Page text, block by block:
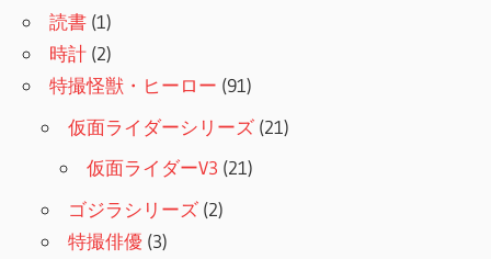
読書 (1)
時計 (2)
特撮怪獣・ヒーロー (91)
仮面ライダーシリーズ (21)
仮面ライダーV3 (21)
ゴジラシリーズ (2)
特撮俳優 (3)